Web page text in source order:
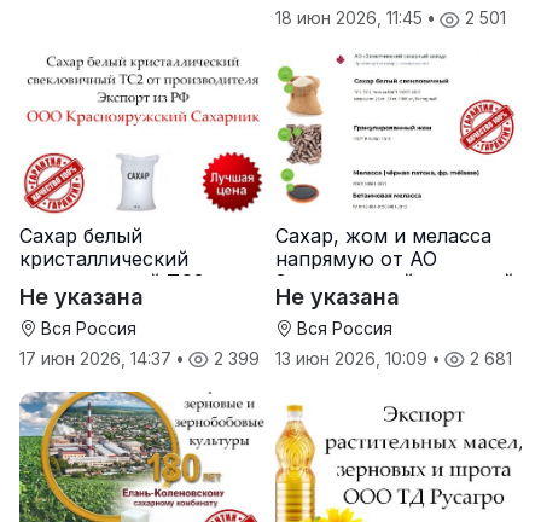
18 июн 2026, 11:45 • 2 501
Сахар белый
кристаллический
свекловичный ТС2 от
производителя
Не указана
Вся Россия
17 июн 2026, 14:37 • 2 399
Сахар, жом и меласса
напрямую от АО
Земетчинский сахарный
завод
Не указана
Вся Россия
13 июн 2026, 10:09 • 2 681